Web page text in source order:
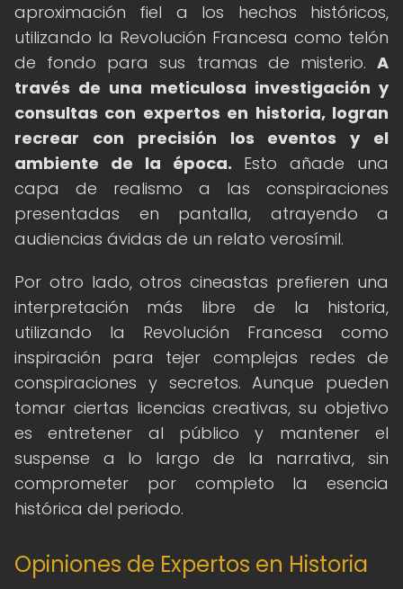
aproximación fiel a los hechos históricos,
utilizando la Revolución Francesa como telón
de fondo para sus tramas de misterio. A
través de una meticulosa investigación y
consultas con expertos en historia, logran
recrear con precisión los eventos y el
ambiente de la época. Esto añade una
capa de realismo a las conspiraciones
presentadas en pantalla, atrayendo a
audiencias ávidas de un relato verosímil.
Por otro lado, otros cineastas prefieren una
interpretación más libre de la historia,
utilizando la Revolución Francesa como
inspiración para tejer complejas redes de
conspiraciones y secretos. Aunque pueden
tomar ciertas licencias creativas, su objetivo
es entretener al público y mantener el
suspense a lo largo de la narrativa, sin
comprometer por completo la esencia
histórica del periodo.
Opiniones de Expertos en Historia